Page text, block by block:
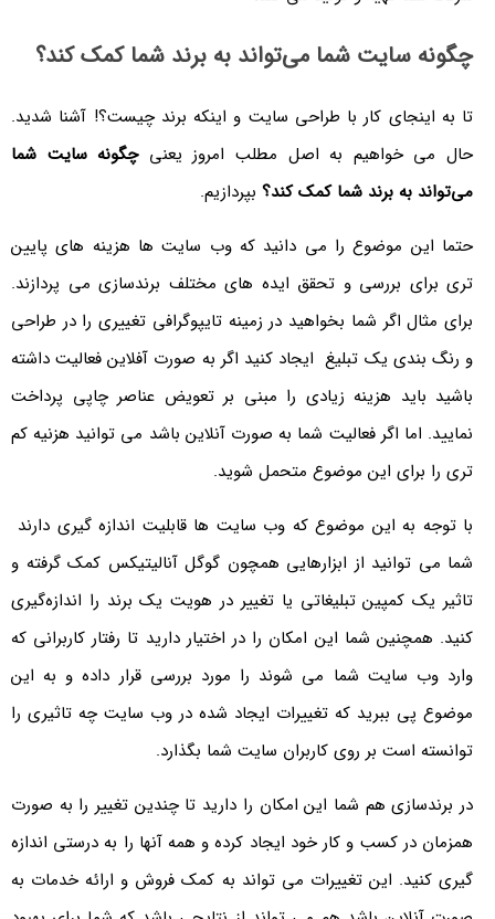
چگونه سایت شما می‌تواند به برند شما کمک کند؟
تا به اینجای کار با طراحی سایت و اینکه برند چیست؟! آشنا شدید.
حال می خواهیم به اصل مطلب امروز یعنی چگونه سایت شما
می‌تواند به برند شما کمک کند؟بپردازیم.
حتما این موضوع را می دانید که وب سایت ها هزینه های پایین
تری برای بررسی و تحقق ایده های مختلف برندسازی می پردازند.
برای مثال اگر شما بخواهید در زمینه تایپوگرافی تغییری را در طراحی
و رنگ بندی یک تبلیغ ایجاد کنید اگر به صورت آفلاین فعالیت داشته
باشید باید هزینه زیادی را مبنی بر تعویض عناصر چاپی پرداخت
نمایید. اما اگر فعالیت شما به صورت آنلاین باشد می توانید هزنیه کم
تری را برای این موضوع متحمل شوید.
با توجه به این موضوع که وب سایت ها قابلیت اندازه گیری دارند
شما می توانید از ابزارهایی همچون گوگل آنالیتیکس کمک گرفته و
تاثیر یک کمپین تبلیغاتی یا تغییر در هویت یک برند را اندازه‌گیری
کنید. همچنین شما این امکان را در اختیار دارید تا رفتار کاربرانی که
وارد وب سایت شما می شوند را مورد بررسی قرار داده و به این
موضوع پی ببرید که تغییرات ایجاد شده در وب سایت چه تاثیری را
توانسته است بر روی کاربران سایت شما بگذارد.
در برندسازی هم شما این امکان را دارید تا چندین تغییر را به صورت
همزمان در کسب و کار خود ایجاد کرده و همه آنها را به درستی اندازه
گیری کنید. این تغییرات می تواند به کمک فروش و ارائه خدمات به